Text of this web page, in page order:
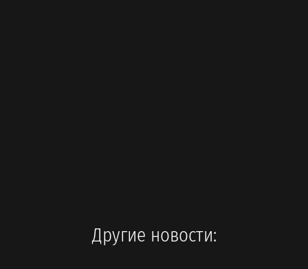
Другие новости: